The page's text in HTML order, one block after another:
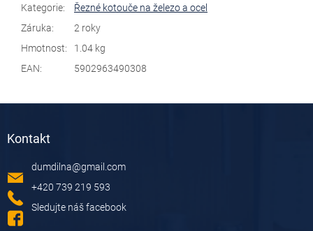
Kategorie:
Řezné kotouče na železo a ocel
Záruka:
2 roky
Hmotnost:
1.04 kg
EAN: 5902963490308
Kontakt
dumdilna@gmail.com
+420 739 219 593
Sledujte náš facebook